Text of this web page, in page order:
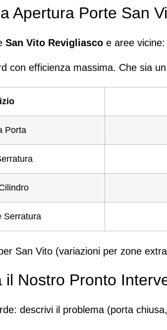
Apertura Porte San
San Vito Revigliasco e aree
con efficienza massima. Che sia
Porta
Serratura
San Vito (variazioni per zone
il Nostro Pronto
: descrivi il problema (porta